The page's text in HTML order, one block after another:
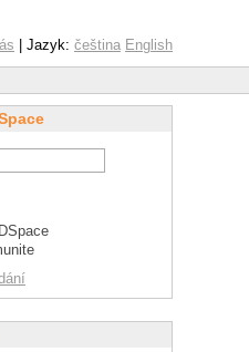
| Jazyk: čeština English